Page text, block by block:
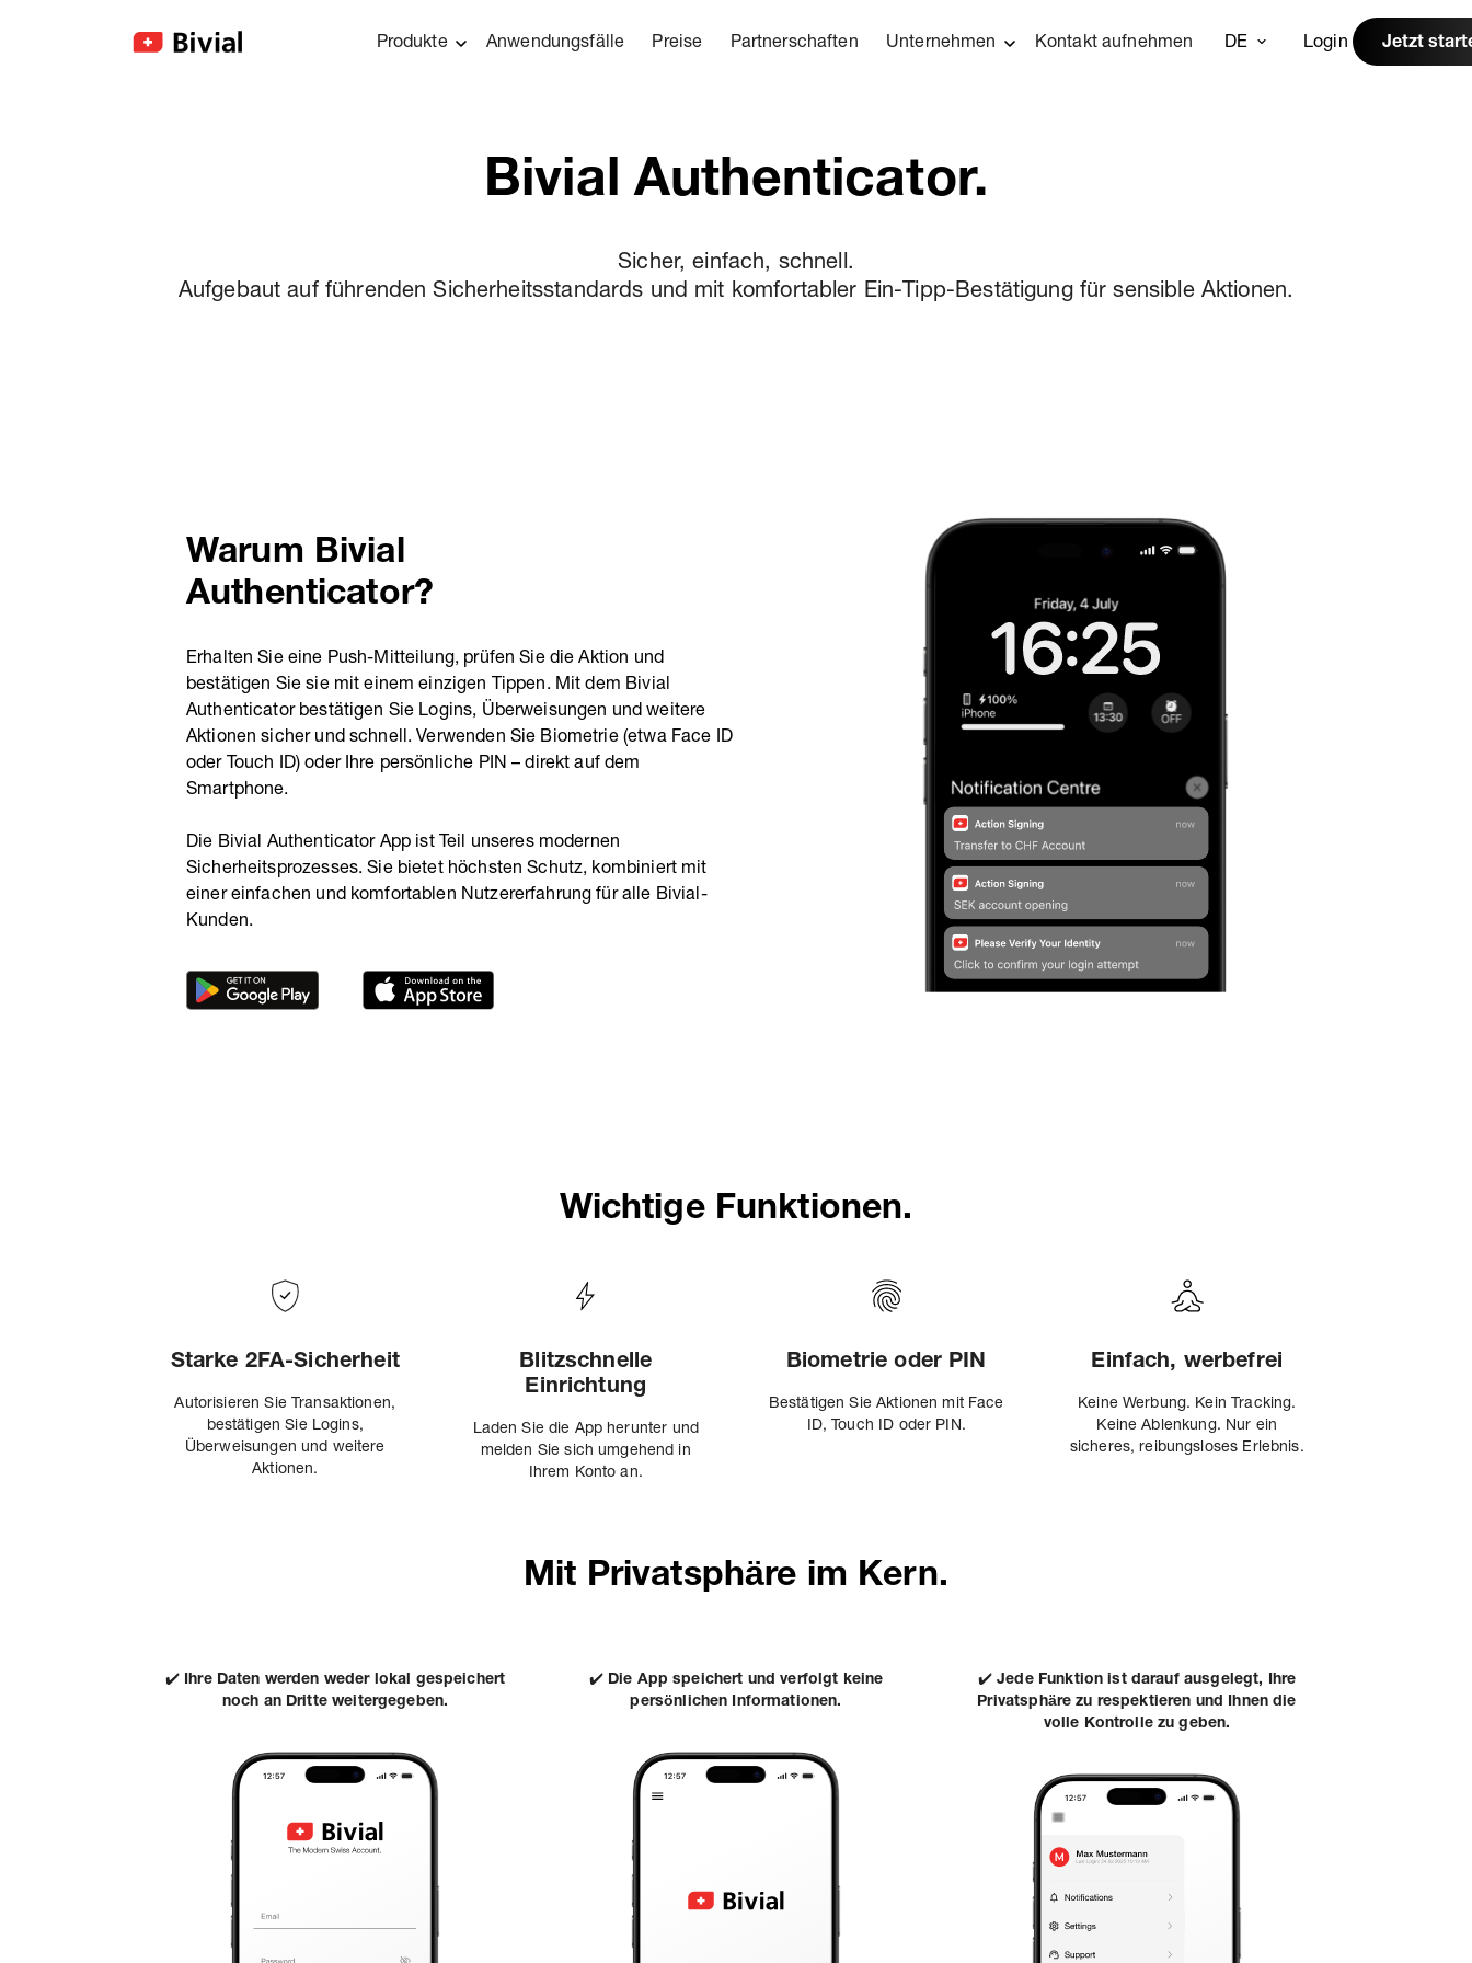
Produkte Anwendungsfälle Preise Partnerschaften Unternehmen Kontakt aufnehmen DE Login Jetzt
Bivial Authenticator.
Sicher, einfach, schnell.
Aufgebaut auf führenden Sicherheitsstandards und mit komfortabler Ein-Tipp-Bestätigung für sensible Aktionen.
Warum Bivial
Authenticator?
Erhalten Sie eine Push-Mitteilung, prüfen Sie die Aktion und
bestätigen Sie sie mit einem einzigen Tippen. Mit dem Bivial
Authenticator bestätigen Sie Logins, Überweisungen und weitere
Aktionen sicher und schnell. Verwenden Sie Biometrie (etwa Face ID
oder Touch ID) oder Ihre persönliche PIN – direkt auf dem
Smartphone.
Die Bivial Authenticator App ist Teil unseres modernen
Sicherheitsprozesses. Sie bietet höchsten Schutz, kombiniert mit
einer einfachen und komfortablen Nutzererfahrung für alle Bivial-
Kunden.
Wichtige Funktionen.
Starke 2FA-Sicherheit
Autorisieren Sie Transaktionen,
bestätigen Sie Logins,
Überweisungen und weitere
Aktionen.
Blitzschnelle
Einrichtung
Laden Sie die App herunter und
melden Sie sich umgehend in
Ihrem Konto an.
Biometrie oder PIN
Bestätigen Sie Aktionen mit Face
ID, Touch ID oder PIN.
Einfach, werbefrei
Keine Werbung. Kein Tracking.
Keine Ablenkung. Nur ein
sicheres, reibungsloses Erlebnis.
Mit Privatsphäre im Kern.
✔️ Ihre Daten werden weder lokal gespeichert
noch an Dritte weitergegeben.
✔️ Die App speichert und verfolgt keine
persönlichen Informationen.
✔️Jede Funktion ist darauf ausgelegt, Ihre
Privatsphäre zu respektieren und Ihnen die
volle Kontrolle zu geben.